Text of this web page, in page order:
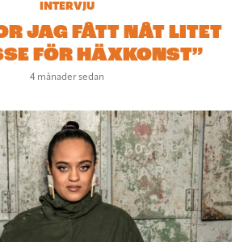
INTERVJU
JAG FÅTT NÅT LITET
FÖR HÄXKONST”
4 månader sedan